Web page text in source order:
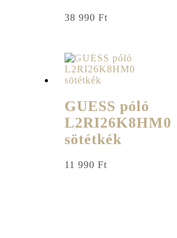
38 990 Ft
GUESS póló
L2RI26K8HM0
sötétkék
11 990 Ft